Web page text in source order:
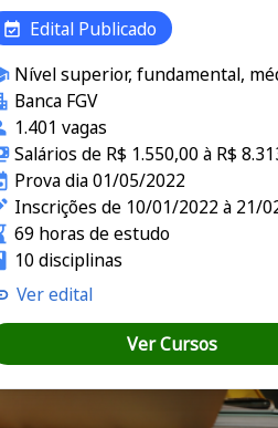
Edital Publicado
Nível superior, fundamental,
Banca FGV
1.401 vagas
Salários de R$ 1.550,00 à R$
Prova dia 01/05/2022
Inscrições de 10/01/2022 à 21/
69 horas de estudo
10 disciplinas
Ver edital
Ver Cursos